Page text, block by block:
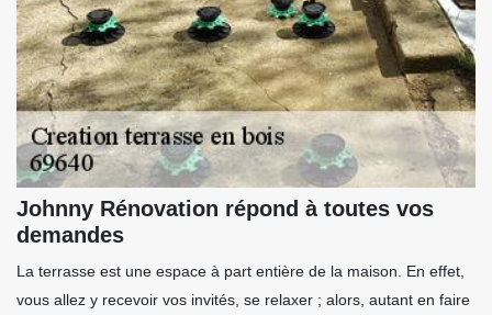
Johnny Rénovation répond à toutes vos
demandes
La terrasse est une espace à part entière de la maison. En effet,
vous allez y recevoir vos invités, se relaxer ; alors, autant en faire